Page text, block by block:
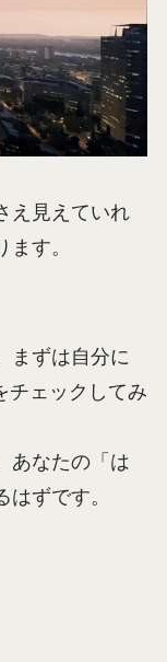
え見えていれ
す。
まずは自分に
チェックしてみ
あなたの「は
ずです。